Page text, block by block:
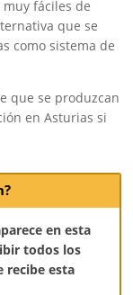
fáciles de
que se
como sistema de
que se produzcan
en Asturias si
en esta
todos los
recibe esta